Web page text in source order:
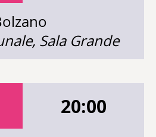
Sala Grande
20:00